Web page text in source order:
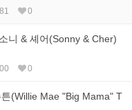
0
니 & 셰어(Sonny & Cher)
0
(Willie Mae "Big Mama" T